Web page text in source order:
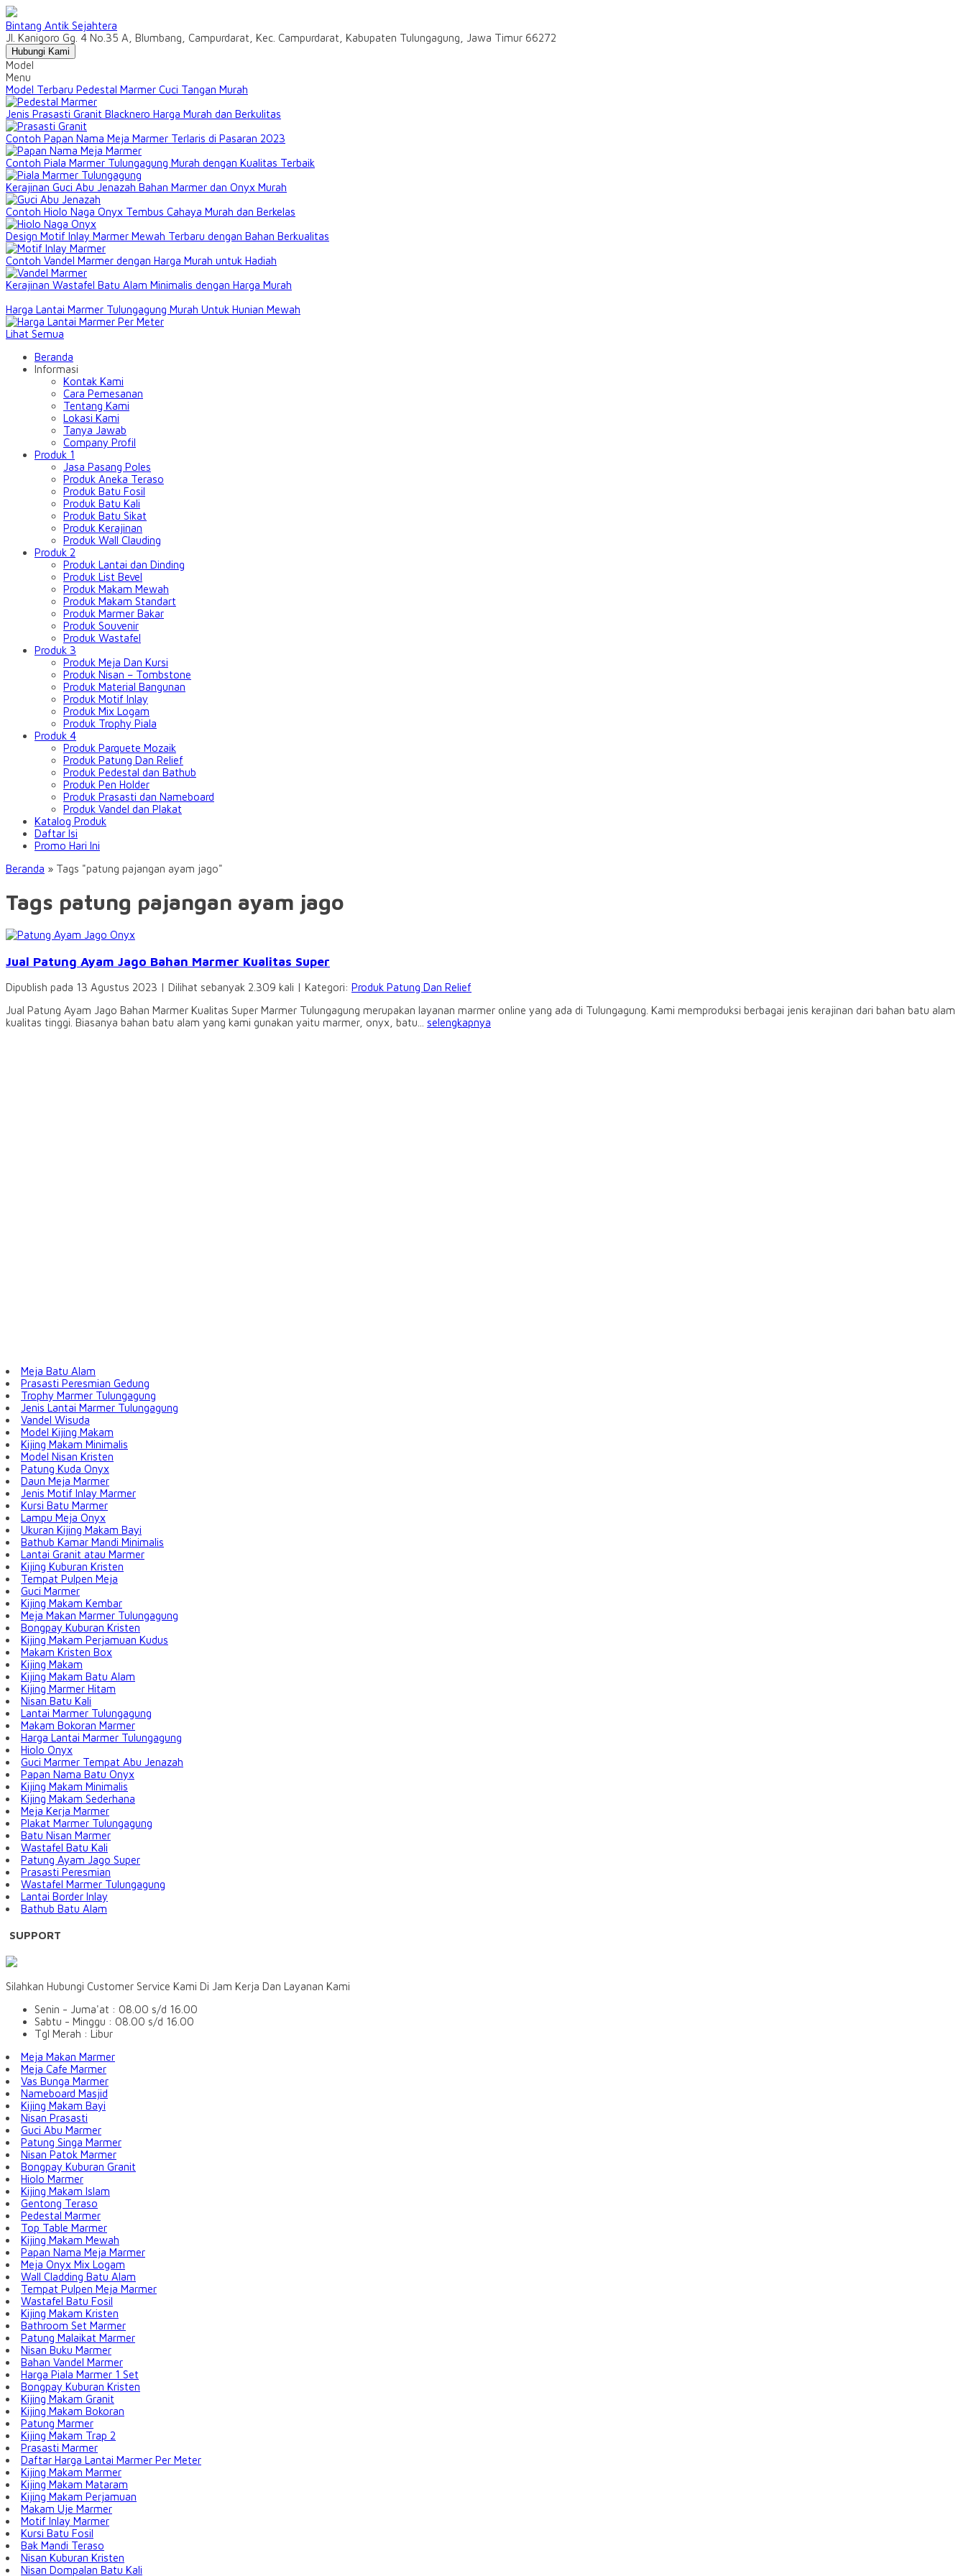
Bintang Antik Sejahtera
Jl. Kanigoro Gg. 4 No.35 A, Blumbang, Campurdarat, Kec. Campurdarat, Kabupaten Tulungagung, Jawa Timur 66272
Hubungi Kami
Model
Menu
Model Terbaru Pedestal Marmer Cuci Tangan Murah
Jenis Prasasti Granit Blacknero Harga Murah dan Berkulitas
Contoh Papan Nama Meja Marmer Terlaris di Pasaran 2023
Contoh Piala Marmer Tulungagung Murah dengan Kualitas Terbaik
Kerajinan Guci Abu Jenazah Bahan Marmer dan Onyx Murah
Contoh Hiolo Naga Onyx Tembus Cahaya Murah dan Berkelas
Design Motif Inlay Marmer Mewah Terbaru dengan Bahan Berkualitas
Contoh Vandel Marmer dengan Harga Murah untuk Hadiah
Kerajinan Wastafel Batu Alam Minimalis dengan Harga Murah
Harga Lantai Marmer Tulungagung Murah Untuk Hunian Mewah
Lihat Semua
Beranda
Informasi
Kontak Kami
Cara Pemesanan
Tentang Kami
Lokasi Kami
Tanya Jawab
Company Profil
Produk 1
Jasa Pasang Poles
Produk Aneka Teraso
Produk Batu Fosil
Produk Batu Kali
Produk Batu Sikat
Produk Kerajinan
Produk Wall Clauding
Produk 2
Produk Lantai dan Dinding
Produk List Bevel
Produk Makam Mewah
Produk Makam Standart
Produk Marmer Bakar
Produk Souvenir
Produk Wastafel
Produk 3
Produk Meja Dan Kursi
Produk Nisan – Tombstone
Produk Material Bangunan
Produk Motif Inlay
Produk Mix Logam
Produk Trophy Piala
Produk 4
Produk Parquete Mozaik
Produk Patung Dan Relief
Produk Pedestal dan Bathub
Produk Pen Holder
Produk Prasasti dan Nameboard
Produk Vandel dan Plakat
Katalog Produk
Daftar Isi
Promo Hari Ini
Beranda » Tags "patung pajangan ayam jago"
Tags patung pajangan ayam jago
Jual Patung Ayam Jago Bahan Marmer Kualitas Super
Dipublish pada 13 Agustus 2023 | Dilihat sebanyak 2.309 kali | Kategori: Produk Patung Dan Relief
Jual Patung Ayam Jago Bahan Marmer Kualitas Super Marmer Tulungagung merupakan layanan marmer online yang ada di Tulungagung. Kami memproduksi berbagai jenis kerajinan dari bahan batu alam
kualitas tinggi. Biasanya bahan batu alam yang kami gunakan yaitu marmer, onyx, batu... selengkapnya
Meja Batu Alam
Prasasti Peresmian Gedung
Trophy Marmer Tulungagung
Jenis Lantai Marmer Tulungagung
Vandel Wisuda
Model Kijing Makam
Kijing Makam Minimalis
Model Nisan Kristen
Patung Kuda Onyx
Daun Meja Marmer
Jenis Motif Inlay Marmer
Kursi Batu Marmer
Lampu Meja Onyx
Ukuran Kijing Makam Bayi
Bathub Kamar Mandi Minimalis
Lantai Granit atau Marmer
Kijing Kuburan Kristen
Tempat Pulpen Meja
Guci Marmer
Kijing Makam Kembar
Meja Makan Marmer Tulungagung
Bongpay Kuburan Kristen
Kijing Makam Perjamuan Kudus
Makam Kristen Box
Kijing Makam
Kijing Makam Batu Alam
Kijing Marmer Hitam
Nisan Batu Kali
Lantai Marmer Tulungagung
Makam Bokoran Marmer
Harga Lantai Marmer Tulungagung
Hiolo Onyx
Guci Marmer Tempat Abu Jenazah
Papan Nama Batu Onyx
Kijing Makam Minimalis
Kijing Makam Sederhana
Meja Kerja Marmer
Plakat Marmer Tulungagung
Batu Nisan Marmer
Wastafel Batu Kali
Patung Ayam Jago Super
Prasasti Peresmian
Wastafel Marmer Tulungagung
Lantai Border Inlay
Bathub Batu Alam
SUPPORT
Silahkan Hubungi Customer Service Kami Di Jam Kerja Dan Layanan Kami
Senin - Juma'at : 08.00 s/d 16.00
Sabtu - Minggu : 08.00 s/d 16.00
Tgl Merah : Libur
Meja Makan Marmer
Meja Cafe Marmer
Vas Bunga Marmer
Nameboard Masjid
Kijing Makam Bayi
Nisan Prasasti
Guci Abu Marmer
Patung Singa Marmer
Nisan Patok Marmer
Bongpay Kuburan Granit
Hiolo Marmer
Kijing Makam Islam
Gentong Teraso
Pedestal Marmer
Top Table Marmer
Kijing Makam Mewah
Papan Nama Meja Marmer
Meja Onyx Mix Logam
Wall Cladding Batu Alam
Tempat Pulpen Meja Marmer
Wastafel Batu Fosil
Kijing Makam Kristen
Bathroom Set Marmer
Patung Malaikat Marmer
Nisan Buku Marmer
Bahan Vandel Marmer
Harga Piala Marmer 1 Set
Bongpay Kuburan Kristen
Kijing Makam Granit
Kijing Makam Bokoran
Patung Marmer
Kijing Makam Trap 2
Prasasti Marmer
Daftar Harga Lantai Marmer Per Meter
Kijing Makam Marmer
Kijing Makam Mataram
Kijing Makam Perjamuan
Makam Uje Marmer
Motif Inlay Marmer
Kursi Batu Fosil
Bak Mandi Teraso
Nisan Kuburan Kristen
Nisan Dompalan Batu Kali